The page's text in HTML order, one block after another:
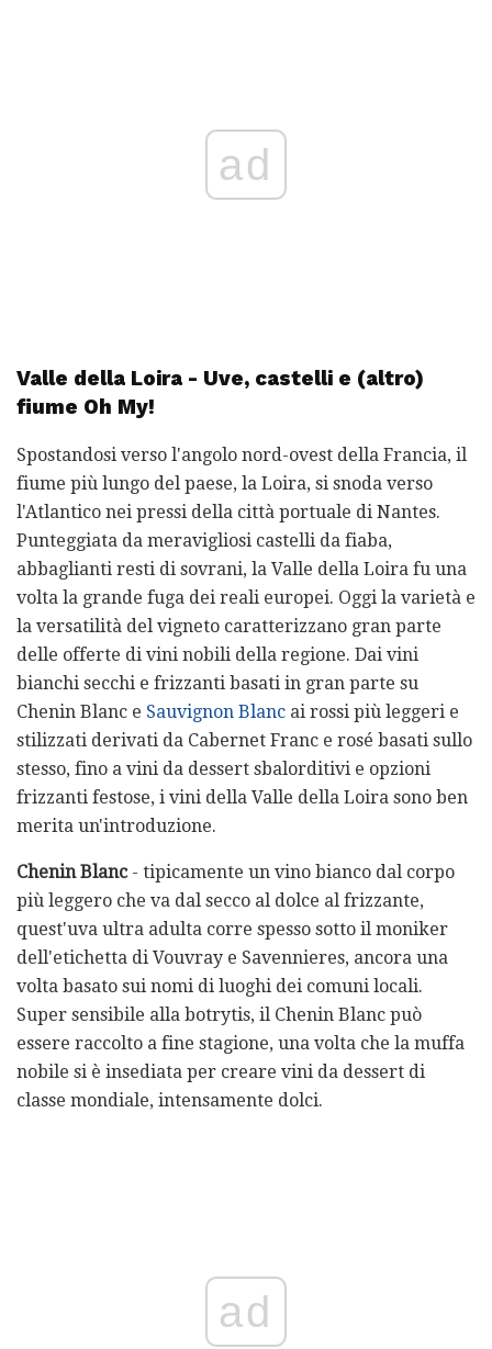
ad
Valle della Loira - Uve, castelli e (altro)
fiume Oh My!
Spostandosi verso l'angolo nord-ovest della Francia, il
fiume più lungo del paese, la Loira, si snoda verso
l'Atlantico nei pressi della città portuale di Nantes.
Punteggiata da meravigliosi castelli da fiaba,
abbaglianti resti di sovrani, la Valle della Loira fu una
volta la grande fuga dei reali europei. Oggi la varietà e
la versatilità del vigneto caratterizzano gran parte
delle offerte di vini nobili della regione. Dai vini
bianchi secchi e frizzanti basati in gran parte su
Chenin Blanc e Sauvignon Blanc ai rossi più leggeri e
stilizzati derivati ​​da Cabernet Franc e rosé basati sullo
stesso, fino a vini da dessert sbalorditivi e opzioni
frizzanti festose, i vini della Valle della Loira sono ben
merita un'introduzione.
Chenin Blanc - tipicamente un vino bianco dal corpo
più leggero che va dal secco al dolce al frizzante,
quest'uva ultra adulta corre spesso sotto il moniker
dell'etichetta di Vouvray e Savennieres, ancora una
volta basato sui nomi di luoghi dei comuni locali.
Super sensibile alla botrytis, il Chenin Blanc può
essere raccolto a fine stagione, una volta che la muffa
nobile si è insediata per creare vini da dessert di
classe mondiale, intensamente dolci.
ad